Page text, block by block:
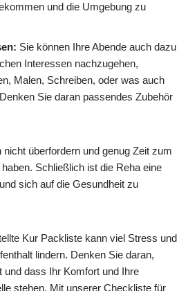
und die Umgebung zu
Sie können Ihre Abende auch dazu
Interessen nachzugehen,
Malen, Schreiben, oder was auch
Sie daran passendes Zubehör
überfordern und genug Zeit zum
Schließlich ist die Reha eine
sich auf die Gesundheit zu
Kur Packliste kann viel Stress und
lindern. Denken Sie daran,
dass Ihr Komfort und Ihre
stehen. Mit unserer Checkliste für